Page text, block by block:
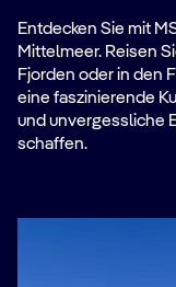
Entdecken Sie mit
Mittelmeer. Reisen
Fjorden oder in den
eine faszinierende
und unvergessliche
schaffen.